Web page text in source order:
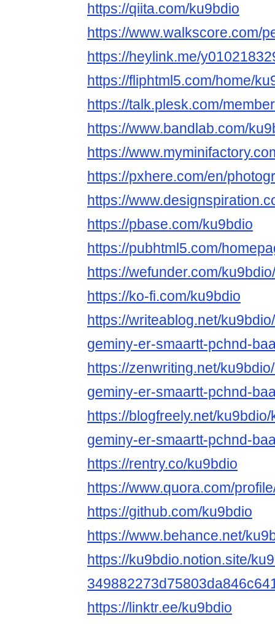
https://qiita.com/ku9bdio
https://www.walkscore.com/
https://heylink.me/
https://fliphtml5.com/home/
https://talk.plesk.com/
https://www.bandlab.com/
https://
https://pxhere.com/en/
https://
https://pbase.com/ku9bdio
https://pubhtml5.com/
https://wefunder.com/
https://ko-fi.com/ku9bdio
https://writeablog.net/
geminy-er-smaartt-pchnd-
https://zenwriting.net/
geminy-er-smaartt-pchnd-
https://blogfreely.net/
geminy-er-smaartt-pchnd-
https://rentry.co/ku9bdio
https://www.quora.com/
https://github.com/ku9bdio
https://www.behance.net/
https://ku9bdio.notion.site/
https://linktr.ee/ku9bdio